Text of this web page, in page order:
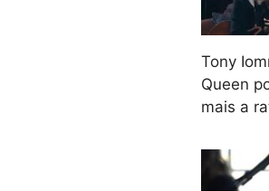
Tony
Queen
mais a